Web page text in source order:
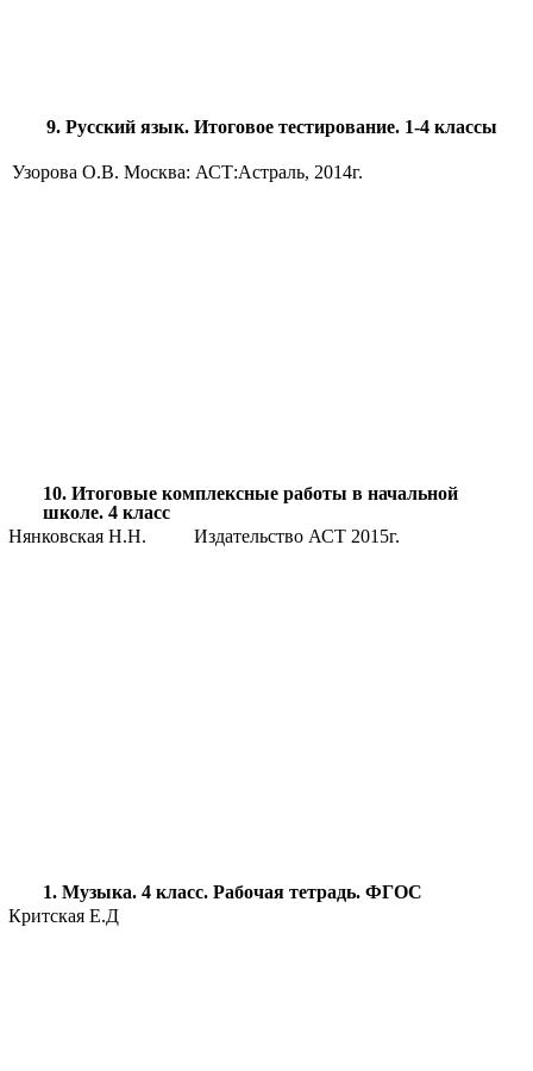
9. Русский язык. Итоговое тестирование. 1-4 классы
Узорова О.В. Москва: АСТ:Астраль, 2014г.
10. Итоговые комплексные работы в начальной
школе. 4 класс
Нянковская Н.Н. Издательство АСТ 2015г.
1. Музыка. 4 класс. Рабочая тетрадь. ФГОС
Критская Е.Д